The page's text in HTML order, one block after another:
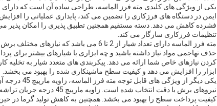
یکی از ویژگی های کلیدی مته فرز الماسه، طراحی ساده آن است که
ایمن در دستگاه های فرزکاری را تضمین می کند، پایداری عملیاتی را
فشرده کاهش می دهد. دسته مستقیم همچنین تطبیق پذیری را امکان پذیر
تنظیمات فرزکاری سازگار می کند.
مته فرز الماسه دارای تعداد شیار از 2 تا 6 می
حذف تهاجمی مواد نیاز داشته باشید و چه ابزاری با شیارهای بیشتر برای
کردن نیازهای خاص شما ارائه می دهد. پیکربندی های متعدد شیار به تخلیه
ابزار را افزایش می دهد و کیفیت سطح ماشینکاری شده را بهبود می بخشد.
یکی دیگر از
نیروهای برش با دقت انتخاب
کیفیت پرداخت سطح را بهبود می بخشد. همچنین به کاهش تولید گرما در